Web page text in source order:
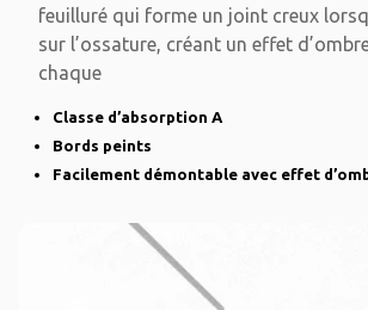
feuilluré qui forme un joint creux
sur l’ossature, créant un effet
chaque
Classe d’absorption A
Bords peints
Facilement démontable avec effet